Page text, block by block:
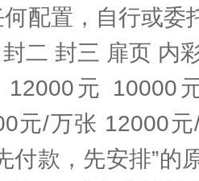
配置，自行或委
二 封三 扉页 内
元 10000
元/万张 12000
付款，先安排”的